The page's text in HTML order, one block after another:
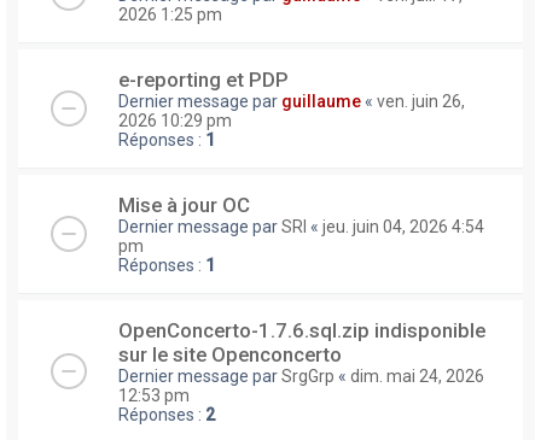
2026 1:25 pm
e-reporting et PDP
Dernier message par guillaume « ven. juin 26,
2026 10:29 pm
Réponses : 1
Mise à jour OC
Dernier message parSRI « jeu. juin 04, 2026 4:54
pm
Réponses : 1
OpenConcerto-1.7.6.sql.zip indisponible
sur le site Openconcerto
Dernier message parSrgGrp « dim. mai 24, 2026
12:53 pm
Réponses : 2